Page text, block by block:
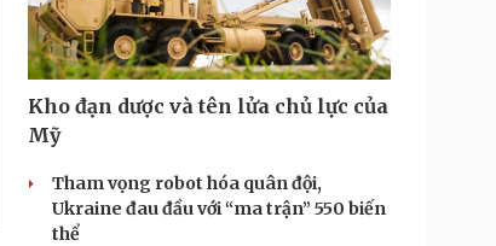
Kho đạn dược và tên lửa chủ lực của
Mỹ
Tham vọng robot hóa quân đội,
Ukraine đau đầu với “ma trận” 550 biến
thể